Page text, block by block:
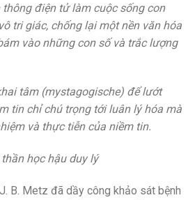
điện tử làm cuộc sống con
tri giác, chống lại một nền văn hóa
vào những con số và trắc lượng
tâm (mystagogische) để lướt
tin chỉ chú trọng tới luân lý hóa mà
và thực tiễn của niềm tin.
học hậu duy lý
B. Metz đã dầy công khảo sát bệnh